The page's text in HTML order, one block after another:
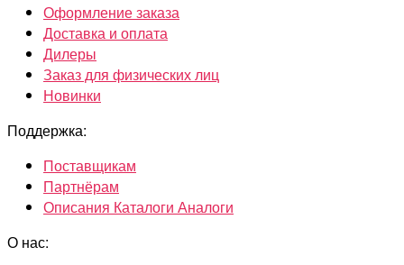
Оформление заказа
Доставка и оплата
Дилеры
Заказ для физических лиц
Новинки
Поддержка:
Поставщикам
Партнёрам
Описания Каталоги Аналоги
О нас: